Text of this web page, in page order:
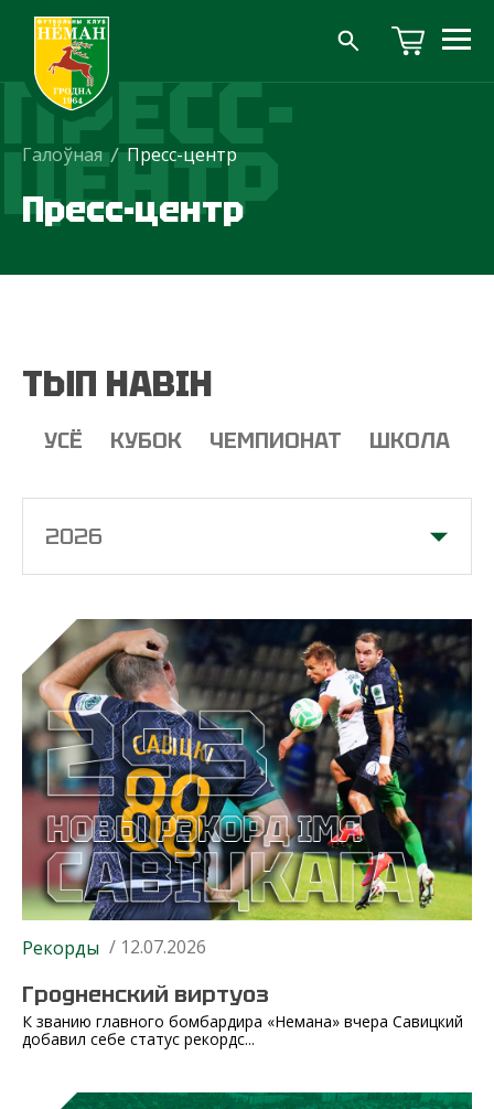
ПРЕСС-
ЦЕНТР
Галоўная / Пресс-центр
Пресс-центр
2026
ТЫП НАВІН
УСЁ КУБОК ЧЕМПИОНАТ ШКОЛА
Рекорды / 12.07.2026
Гродненский виртуоз
К званию главного бомбардира «Немана» вчера Савицкий
добавил себе статус рекордс...